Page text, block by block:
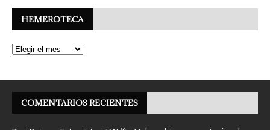
HEMEROTECA
COMENTARIOS RECIENTES